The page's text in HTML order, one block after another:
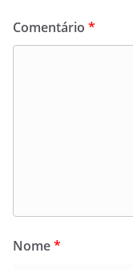
Comentário *
Nome*